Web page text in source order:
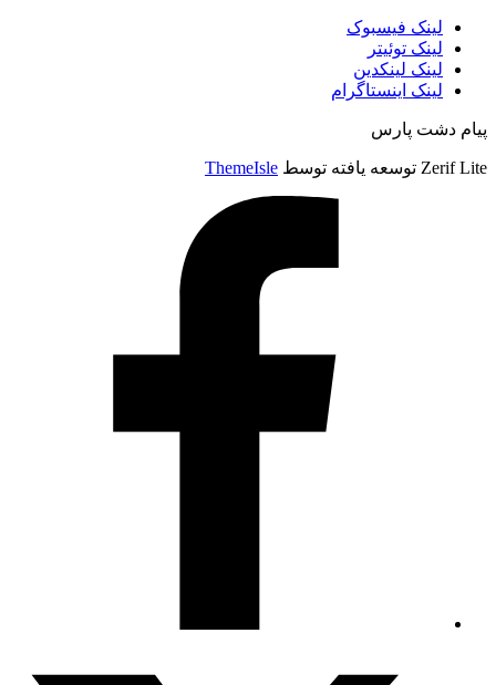
لینک فیسبوک
لینک توئیتر
لینک لینکدین
لینک اینستاگرام
پیام دشت پارس
Zerif Lite توسعه یافته توسط ThemeIsle